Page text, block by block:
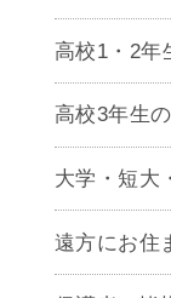
高校1・2年
高校3年生
大学・短大
遠方にお住